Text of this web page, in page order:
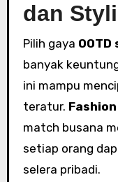
dan
Pilih gaya OOTD
banyak
ini mampu
teratur.
match busana
setiap orang
selera pribadi.